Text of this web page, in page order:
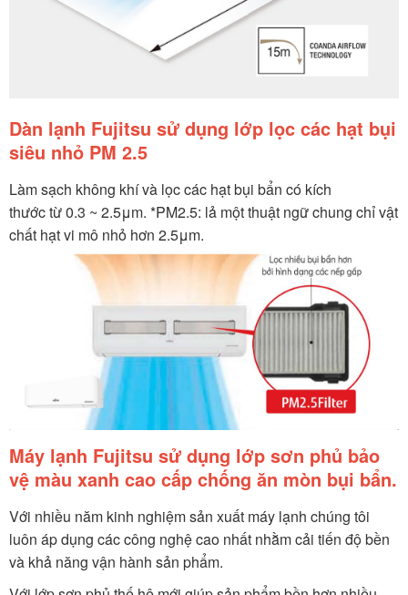
Dàn lạnh Fujitsu sử dụng lớp lọc các hạt bụi
siêu nhỏ PM 2.5
Làm sạch không khí và lọc các hạt bụi bẩn có kích
thước từ 0.3 ~ 2.5μm. *PM2.5: lả một thuật ngữ chung chỉ vật
chất hạt vi mô nhỏ hơn 2.5μm.
Máy lạnh Fujitsu sử dụng lớp sơn phủ bảo
vệ màu xanh cao cấp chống ăn mòn bụi bẩn.
Với nhiều năm kinh nghiệm sản xuất máy lạnh chúng tôi
luôn áp dụng các công nghệ cao nhất nhằm cải tiến độ bền
và khả năng vận hành sản phẩm.